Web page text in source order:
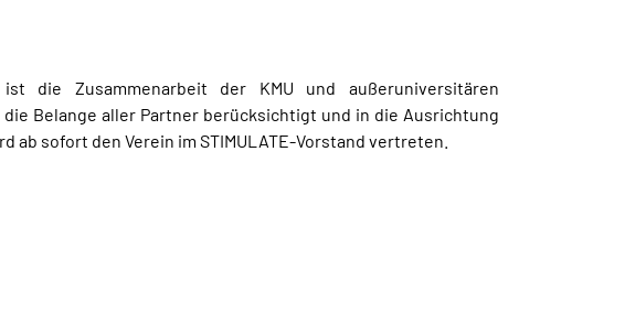
die Zusammenarbeit der KMU und außeruniversitären
Belange aller Partner berücksichtigt und in die Ausrichtung
ab sofort den Verein im STIMULATE-Vorstand vertreten.